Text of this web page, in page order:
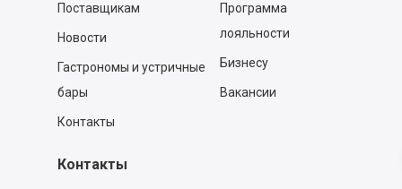
Поставщикам
Новости
Гастрономы и устричные
бары
Контакты
Программа
лояльности
Бизнесу
Вакансии
Контакты